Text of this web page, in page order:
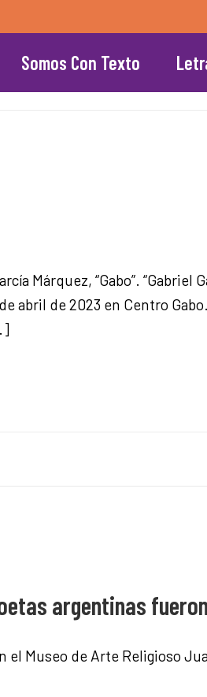
Somos Con Texto
Márquez, “Gabo”. “Gabriel
abril de 2023 en Centro
argentinas
el Museo de Arte Religioso